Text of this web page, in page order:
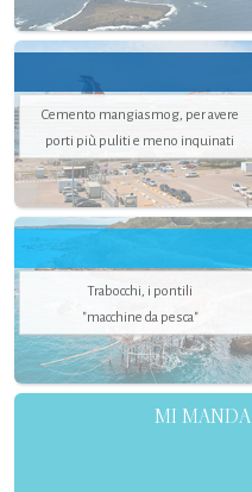
Cemento mangiasmog, per avere
porti più puliti e meno inquinati
Trabocchi, i pontili
"macchine da pesca"
MI